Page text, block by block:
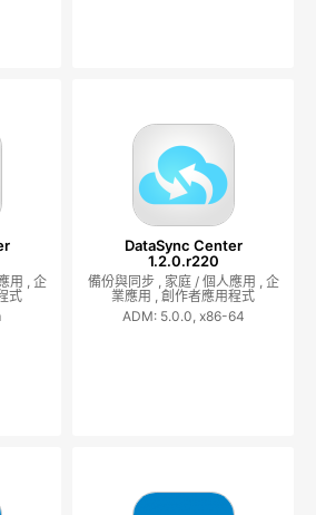
用 , 企
式
DataSync Center
1.2.0.r220
備份與同步 , 家庭 / 個人應用 , 企
業應用 , 創作者應用程式
ADM: 5.0.0, x86-64